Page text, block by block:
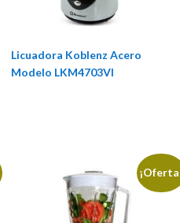
Licuadora Koblenz Acero
Modelo LKM4703VI